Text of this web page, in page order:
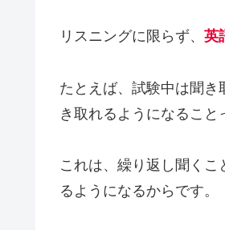
リスニングに限らず、 英
たとえば、試験中は聞
き取れるようになること
これは、繰り返し聞く
るようになるからです。